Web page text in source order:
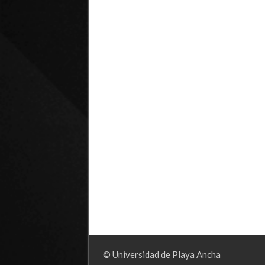
© Universidad de Playa Ancha